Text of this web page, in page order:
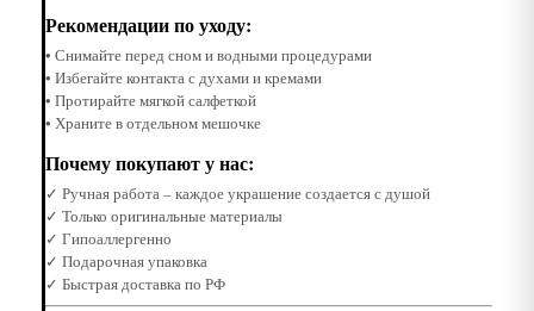
Рекомендации по уходу:
• Снимайте перед сном и водными процедурами
• Избегайте контакта с духами и кремами
• Протирайте мягкой салфеткой
• Храните в отдельном мешочке
Почему покупают у нас:
✓ Ручная работа – каждое украшение создается с душой
✓ Только оригинальные материалы
✓ Гипоаллергенно
✓ Подарочная упаковка
✓ Быстрая доставка по РФ